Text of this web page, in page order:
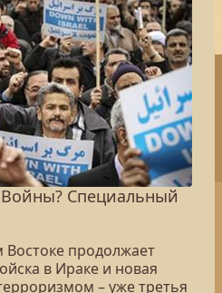
Специальный
продолжает
в Ираке и новая
– уже третья